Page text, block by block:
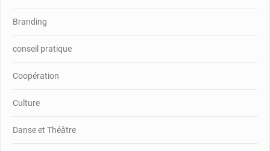
Branding
conseil pratique
Coopération
Culture
Danse et Théâtre